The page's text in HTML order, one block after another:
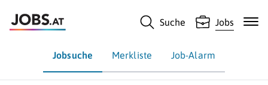
Suche Jobs
Jobsuche Merkliste Job-Alarm